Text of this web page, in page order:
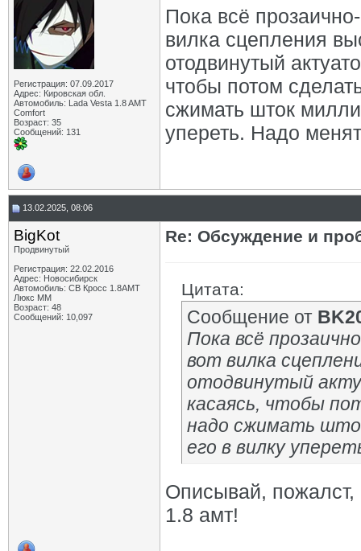
Регистрация: 07.09.2017
Адрес: Кировская обл.
Автомобиль: Lada Vesta 1.8 AMT
Comfort
Возраст: 35
Сообщений: 131
Пока всё
вилка сцепления
отодвинутый
чтобы потом
сжимать шток
упереть. Надо
13.02.2025, 08:06
BigKot
Продвинутый
Регистрация: 22.02.2016
Адрес: Новосибирск
Автомобиль: СВ Кросс 1.8АМТ
Люкс ММ
Возраст: 48
Сообщений: 10,097
Re: Обсуждение и
Цитата:
Сообщение от
Пока всё
вот вилка
отодвинутый
касаясь, чтобы
надо сжимать
его в вилку
Описывай, пожалст,
1.8 амт!